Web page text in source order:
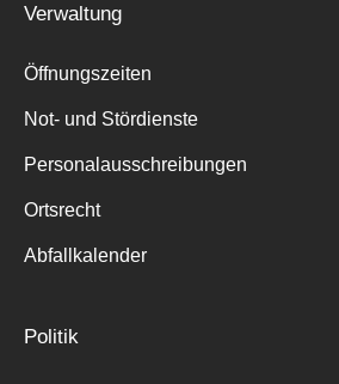
Verwaltung
Öffnungszeiten
Not- und Stördienste
Personalausschreibungen
Ortsrecht
Abfallkalender
Politik